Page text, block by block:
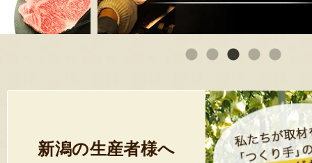
新潟の生産者様へ